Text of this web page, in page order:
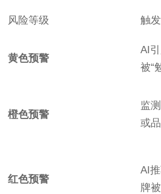
风险等级 触
黄色预警
AI
被“
橙色预警
监
或
红色预警
AI
牌